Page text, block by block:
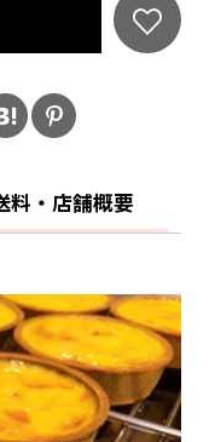
。
お皿に盛り付け
ってしまうので
けてお召し上が
ください。
料・店舗概要